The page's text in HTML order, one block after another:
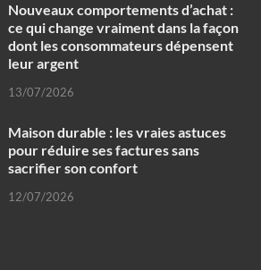
Nouveaux comportements d’achat :
ce qui change vraiment dans la façon
dont les consommateurs dépensent
leur argent
13/07/2026
Maison durable : les vraies astuces
pour réduire ses factures sans
sacrifier son confort
12/07/2026